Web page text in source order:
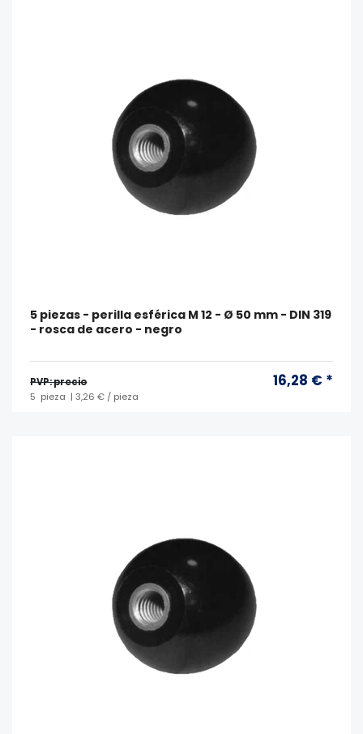
5 piezas - perilla esférica M 12 - Ø 50 mm - DIN 319
- rosca de acero - negro
PVP: precio 16,28 € *
5 pieza | 3,26 € / pieza